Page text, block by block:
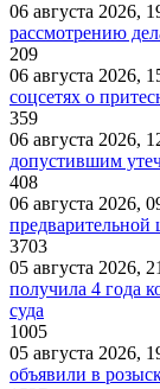
06 августа 2026,
рассмотрению
209
06 августа 2026,
соцсетях о
359
06 августа 2026,
допустившим
408
06 августа 2026,
3703
05 августа 2026,
получила 4 года
суда
1005
05 августа 2026,
объявили в